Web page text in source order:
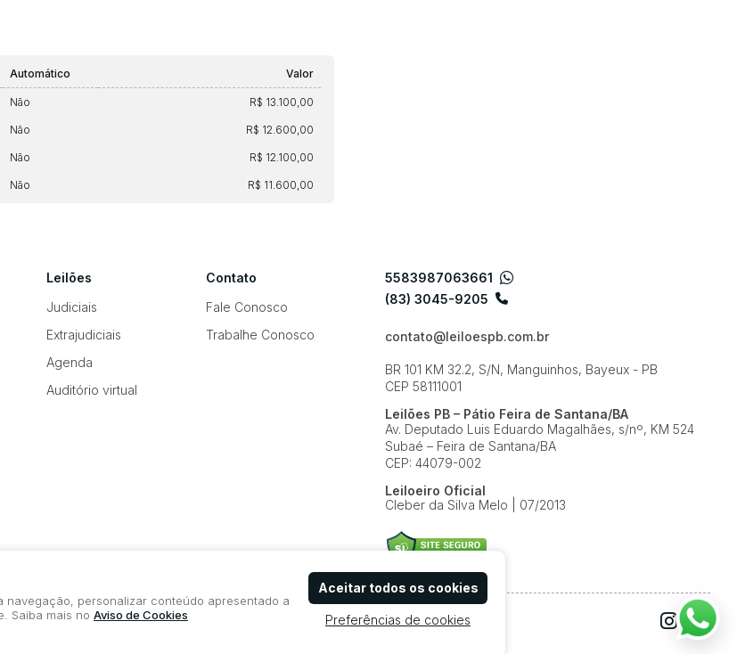
Automático Valor
Não R$ 13.100,00
Não R$ 12.600,00
Não R$ 12.100,00
Não R$ 11.600,00
Leilões
Judiciais
Extrajudiciais
Agenda
Auditório virtual
Contato
Fale Conosco
Trabalhe Conosco
5583987063661
(83) 3045-9205
contato@leiloespb.com.br
BR 101 KM 32.2, S/N, Manguinhos, Bayeux - PB
CEP 58111001
Leilões PB – Pátio Feira de Santana/BA
Av. Deputado Luis Eduardo Magalhães, s/nº, KM 524
Subaé – Feira de Santana/BA
CEP: 44079-002
Leiloeiro Oficial
Cleber da Silva Melo | 07/2013
Privacidade Aviso de Cookies Termos de Uso
navegação, personalizar conteúdo apresentado a
Saiba mais no Aviso de Cookies
Aceitar todos os cookies
Preferências de cookies